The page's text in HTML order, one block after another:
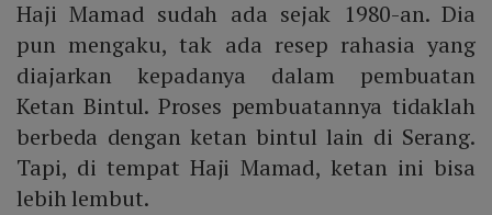
Haji Mamad sudah ada sejak 1980-an. Dia
pun mengaku, tak ada resep rahasia yang
diajarkan kepadanya dalam pembuatan
Ketan Bintul. Proses pembuatannya tidaklah
berbeda dengan ketan bintul lain di Serang.
Tapi, di tempat Haji Mamad, ketan ini bisa
lebih lembut.